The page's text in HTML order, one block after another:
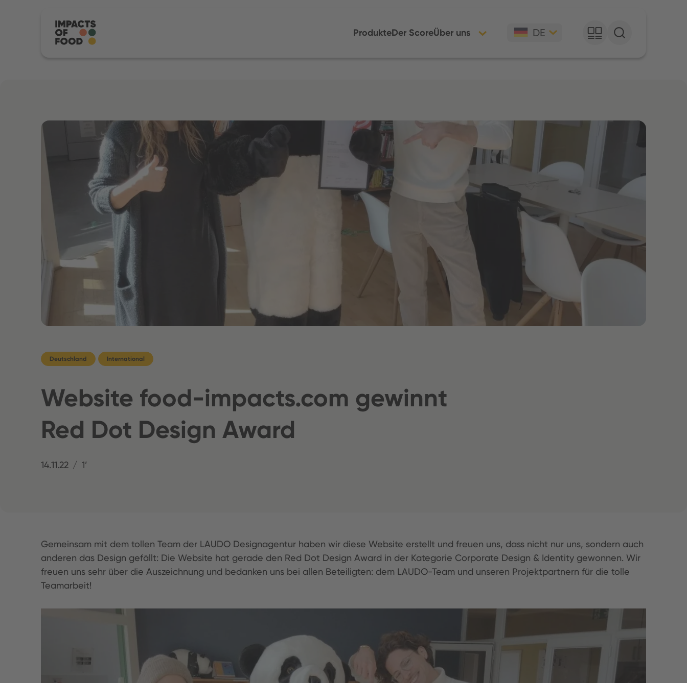
ProdukteDer ScoreÜber uns DE
Deutschland International
Website food-impacts.com gewinnt
Red Dot Design Award
14.11.22 1’
Gemeinsam mit dem tollen Team der LAUDO Designagentur haben wir diese Website erstellt und freuen uns, dass nicht nur uns, sondern auch
anderen das Design gefällt: Die Website hat gerade den Red Dot Design Award in der Kategorie Corporate Design & Identity gewonnen. Wir
freuen uns sehr über die Auszeichnung und bedanken uns bei allen Beteiligten: dem LAUDO-Team und unseren Projektpartnern für die tolle
Teamarbeit!